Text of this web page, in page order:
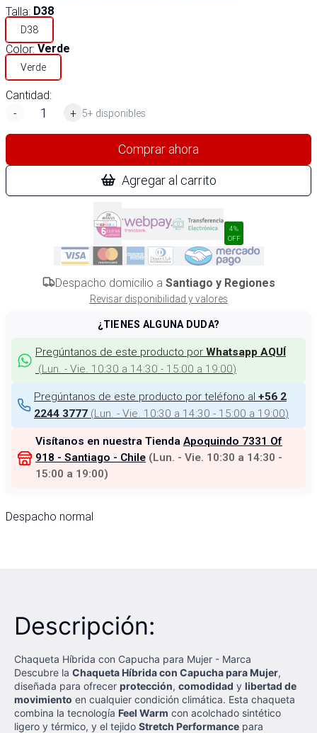
Talla: D38
D38
Color: Verde
Verde
Cantidad:
-
+ 5+ disponibles
Comprar ahora
Agregar al carrito
4%
OFF
Despacho domicilio a Santiago y Regiones
Revisar disponibilidad y valores
¿TIENES ALGUNA DUDA?
Pregúntanos de este producto por Whatsapp AQUÍ
(Lun. - Vie. 10:30 a 14:30 - 15:00 a 19:00)
Pregúntanos de este producto por teléfono al +56 2
2244 3777 (Lun. - Vie. 10:30 a 14:30 - 15:00 a 19:00)
Visítanos en nuestra Tienda Apoquindo 7331 Of
918 - Santiago - Chile (Lun. - Vie. 10:30 a 14:30 -
15:00 a 19:00)
Despacho normal
Descripción:
Chaqueta Híbrida con Capucha para Mujer - Marca
Descubre la Chaqueta Híbrida con Capucha para Mujer,
diseñada para ofrecer protección, comodidad y libertad de
movimiento en cualquier condición climática. Esta chaqueta
combina la tecnología Feel Warm con acolchado sintético
ligero y térmico, y el tejido Stretch Performance para